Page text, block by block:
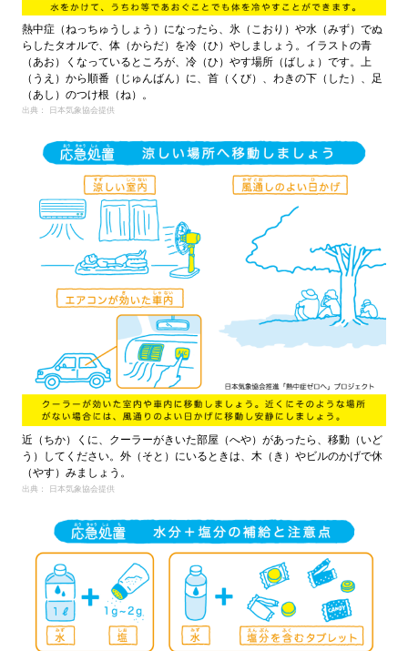
熱中症（ねっちゅうしょう）になったら、氷（こおり）や水（みず）でぬ
らしたタオルで、体（からだ）を冷（ひ）やしましょう。イラストの青
（あお）くなっているところが、冷（ひ）やす場所（ばしょ）です。上
（うえ）から順番（じゅんばん）に、首（くび）、わきの下（した）、足
（あし）のつけ根（ね）。
出典： 日本気象協会提供
近（ちか）くに、クーラーがきいた部屋（へや）があったら、移動（いど
う）してください。外（そと）にいるときは、木（き）やビルのかげで休
（やす）みましょう。
出典： 日本気象協会提供